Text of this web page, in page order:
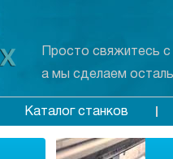
Просто свяжитесь с
а мы сделаем
Каталог станков